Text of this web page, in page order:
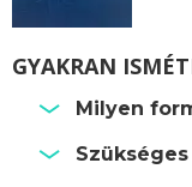
GYAKRAN
Milyen